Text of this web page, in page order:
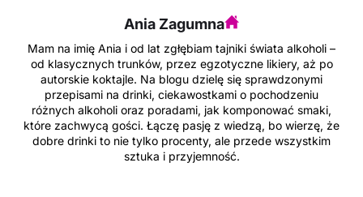
Ania Zagumna
Mam na imię Ania i od lat zgłębiam tajniki świata alkoholi –
od klasycznych trunków, przez egzotyczne likiery, aż po
autorskie koktajle. Na blogu dzielę się sprawdzonymi
przepisami na drinki, ciekawostkami o pochodzeniu
różnych alkoholi oraz poradami, jak komponować smaki,
które zachwycą gości. Łączę pasję z wiedzą, bo wierzę, że
dobre drinki to nie tylko procenty, ale przede wszystkim
sztuka i przyjemność.